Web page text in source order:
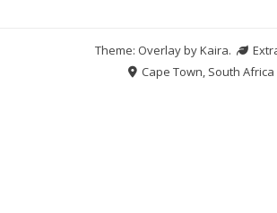
Theme: Overlay byKaira.
Cape Town, South Africa